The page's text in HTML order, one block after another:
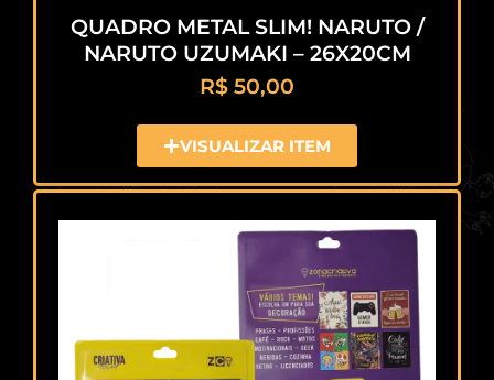
QUADRO METAL SLIM! NARUTO /
NARUTO UZUMAKI – 26X20CM
R$ 50,00
VISUALIZAR ITEM